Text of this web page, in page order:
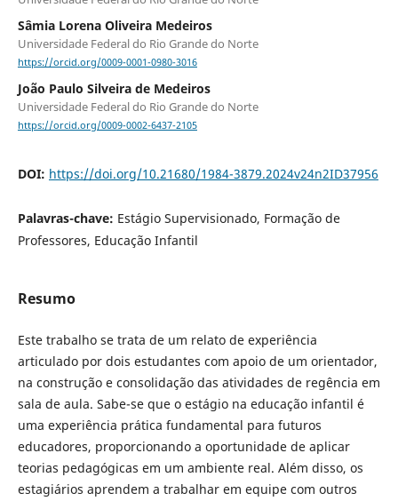
Sâmia Lorena Oliveira Medeiros
Universidade Federal do Rio Grande do Norte
https://orcid.org/0009-0001-0980-3016
João Paulo Silveira de Medeiros
Universidade Federal do Rio Grande do Norte
https://orcid.org/0009-0002-6437-2105
DOI: https://doi.org/10.21680/1984-3879.2024v24n2ID37956
Palavras-chave: Estágio Supervisionado, Formação de
Professores, Educação Infantil
Resumo
Este trabalho se trata de um relato de experiência
articulado por dois estudantes com apoio de um orientador,
na construção e consolidação das atividades de regência em
sala de aula. Sabe-se que o estágio na educação infantil é
uma experiência prática fundamental para futuros
educadores, proporcionando a oportunidade de aplicar
teorias pedagógicas em um ambiente real. Além disso, os
estagiários aprendem a trabalhar em equipe com outros